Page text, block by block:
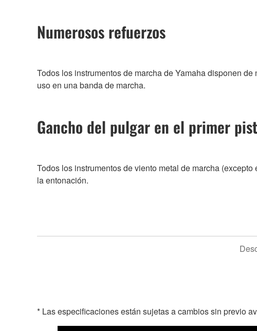
Numerosos refuerzos
Todos los instrumentos de marcha de Yamaha disponen
uso en una banda de marcha.
Gancho del pulgar en el primer
Todos los instrumentos de viento metal de marcha
la entonación.
* Las especificaciones están sujetas a cambios sin previo